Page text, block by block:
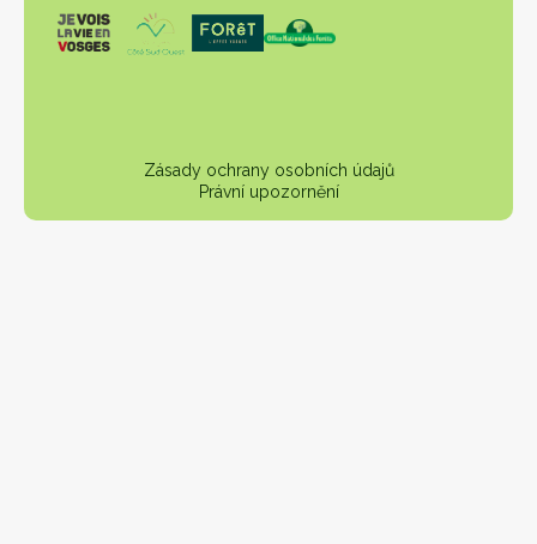
Zásady ochrany osobních údajů
Právní upozornění